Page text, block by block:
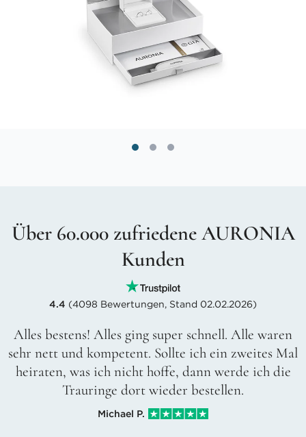
Über 60.000 zufriedene AURONIA
Kunden
4.4 (4098 Bewertungen, Stand 02.02.2026)
Alles bestens! Alles ging super schnell. Alle waren
sehr nett und kompetent. Sollte ich ein zweites Mal
heiraten, was ich nicht hoffe, dann werde ich die
Trauringe dort wieder bestellen.
Michael P.